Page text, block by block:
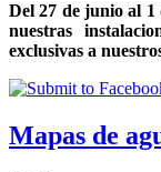
Del 27 de junio al 1
nuestras
exclusivas a
Mapas de